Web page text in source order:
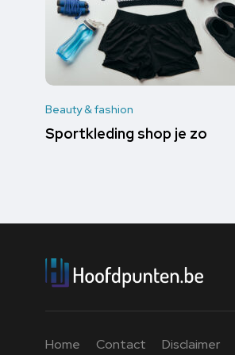
Beauty & fashion
Sportkleding shop je zo
Home Contact Disclaimer